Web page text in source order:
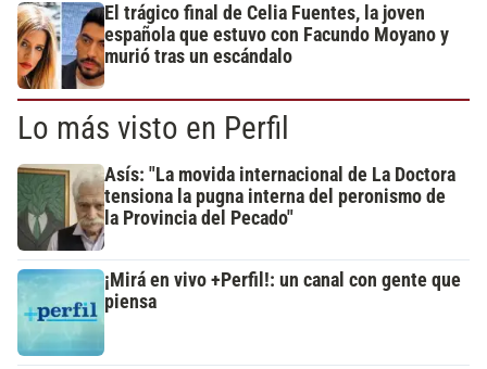
El trágico final de Celia Fuentes, la joven
española que estuvo con Facundo Moyano y
murió tras un escándalo
Lo más visto en Perfil
Asís: "La movida internacional de La Doctora
tensiona la pugna interna del peronismo de
la Provincia del Pecado"
¡Mirá en vivo +Perfil!: un canal con gente que
piensa